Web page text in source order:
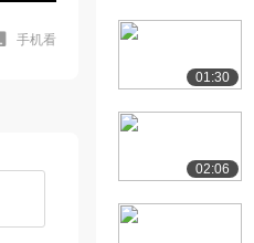
手机看
01:30
02:06